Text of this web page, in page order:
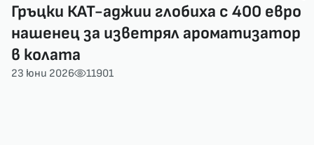
Гръцки КАТ-аджии глобиха с 400 евро
нашенец за изветрял ароматизатор
в колата
23 юни 2026 11901